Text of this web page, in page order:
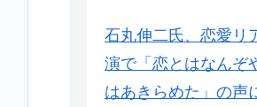
石丸伸二氏、恋愛リ
演で「恋とはなんぞ
はあきらめた」の声